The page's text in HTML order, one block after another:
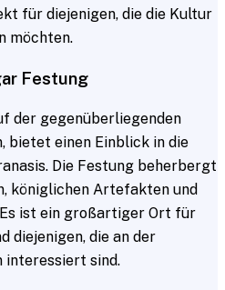
für diejenigen, die die Kultur
möchten.
Festung
der gegenüberliegenden
bietet einen Einblick in die
Die Festung beherbergt
königlichen Artefakten und
ist ein großartiger Ort für
diejenigen, die an der
interessiert sind.